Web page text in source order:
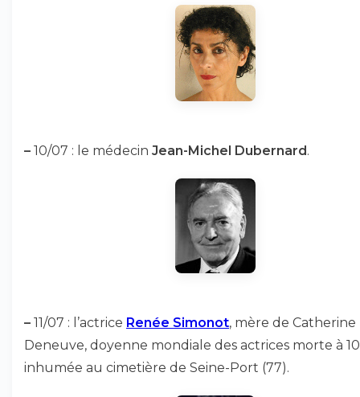
– 10/07 : le médecin Jean-Michel Dubernard.
– 11/07 : l’actrice Renée Simonot, mère de Catherine
Deneuve, doyenne mondiale des actrices morte à
inhumée au cimetière de Seine-Port (77).